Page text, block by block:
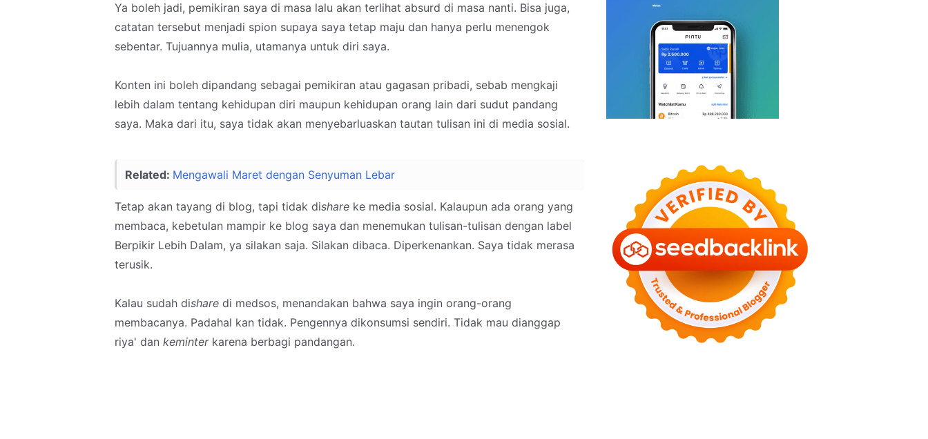
Ya boleh jadi, pemikiran saya di masa lalu akan terlihat absurd di masa nanti. Bisa juga,
catatan tersebut menjadi spion supaya saya tetap maju dan hanya perlu menengok
sebentar. Tujuannya mulia, utamanya untuk diri saya.
Konten ini boleh dipandang sebagai pemikiran atau gagasan pribadi, sebab mengkaji
lebih dalam tentang kehidupan diri maupun kehidupan orang lain dari sudut pandang
saya. Maka dari itu, saya tidak akan menyebarluaskan tautan tulisan ini di media sosial.
Related: Mengawali Maret dengan Senyuman Lebar
Tetap akan tayang di blog, tapi tidak dishare ke media sosial. Kalaupun ada orang yang
membaca, kebetulan mampir ke blog saya dan menemukan tulisan-tulisan dengan label
Berpikir Lebih Dalam, ya silakan saja. Silakan dibaca. Diperkenankan. Saya tidak merasa
terusik.
Kalau sudah dishare di medsos, menandakan bahwa saya ingin orang-orang
membacanya. Padahal kan tidak. Pengennya dikonsumsi sendiri. Tidak mau dianggap
riya' dan keminter karena berbagi pandangan.